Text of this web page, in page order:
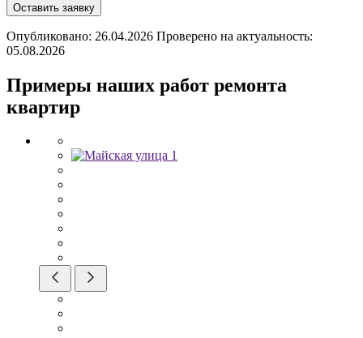
Оставить заявку
Опубликовано: 26.04.2026 Проверено на актуальность:
05.08.2026
Примеры наших работ ремонта
квартир